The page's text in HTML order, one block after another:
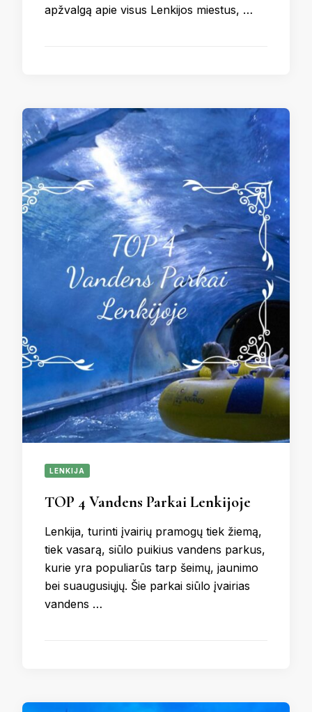
apžvalgą apie visus Lenkijos miestus, …
LENKIJA
TOP 4 Vandens Parkai Lenkijoje
Lenkija, turinti įvairių pramogų tiek žiemą,
tiek vasarą, siūlo puikius vandens parkus,
kurie yra populiarūs tarp šeimų, jaunimo
bei suaugusiųjų. Šie parkai siūlo įvairias
vandens …